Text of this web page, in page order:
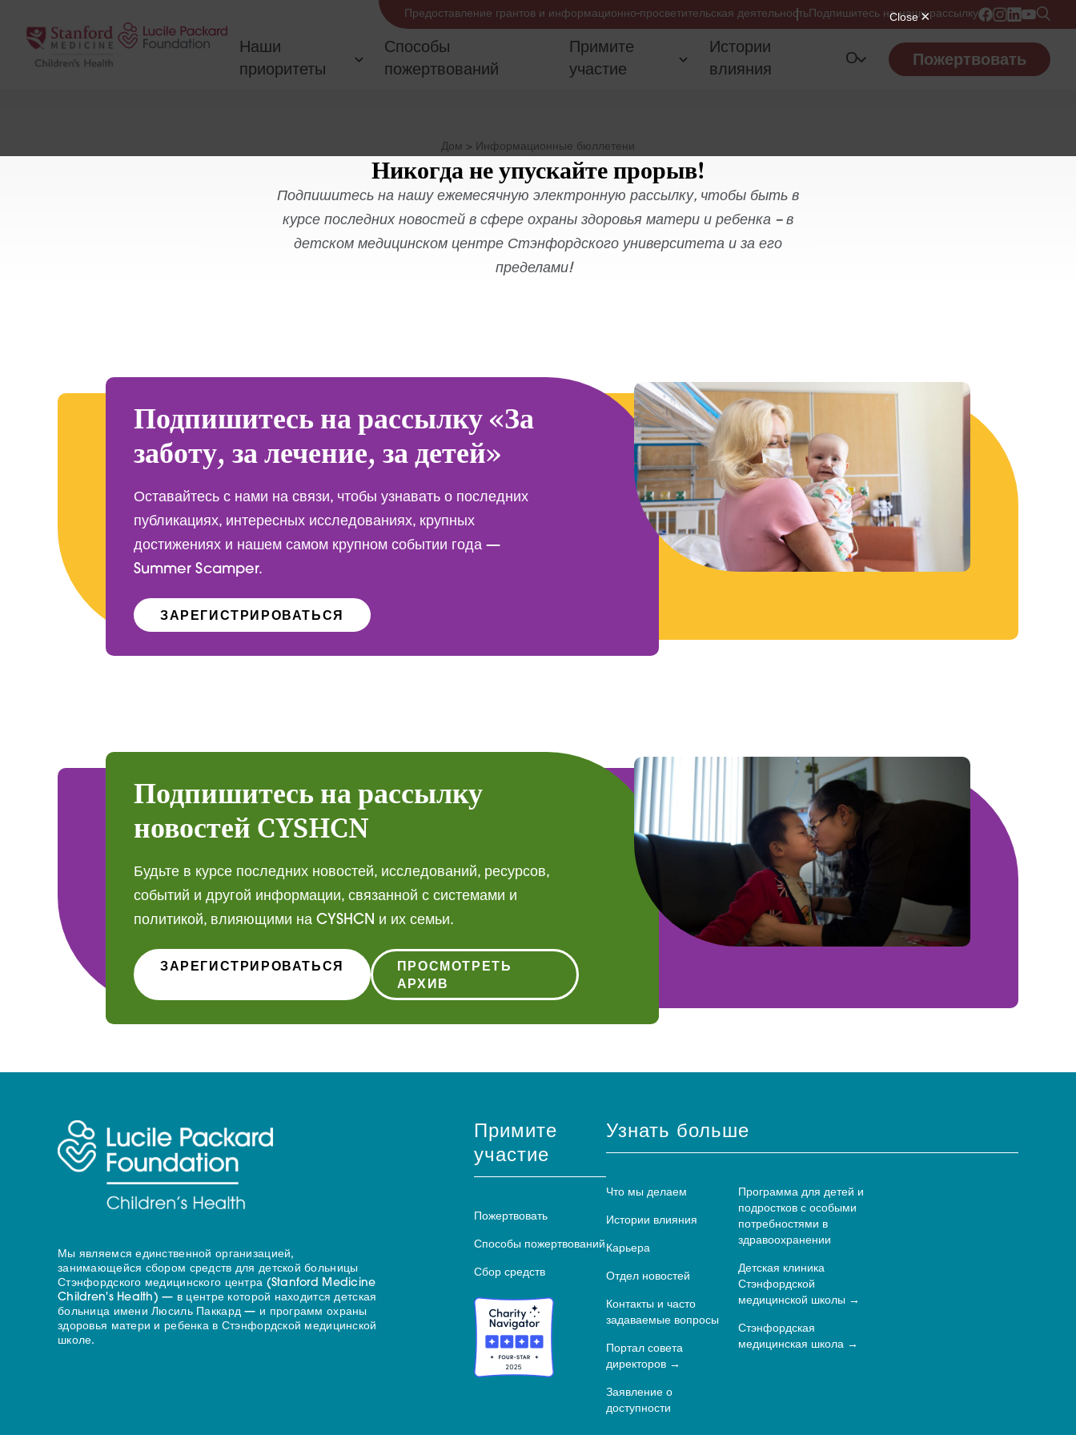
Предоставление грантов и информационно-просветительская деятельностьПодпишитесь на нашу рассылку
Наши
приоритеты
Способы
пожертвований
Примите
участие
Истории
влияния
О Пожертвовать
Дом > Информационные бюллетени
Никогда не упускайте прорыв!
Подпишитесь на нашу ежемесячную электронную рассылку, чтобы быть в
курсе последних новостей в сфере охраны здоровья матери и ребенка – в
детском медицинском центре Стэнфордского университета и за его
пределами!
Подпишитесь на рассылку «За
заботу, за лечение, за детей»
Оставайтесь с нами на связи, чтобы узнавать о последних
публикациях, интересных исследованиях, крупных
достижениях и нашем самом крупном событии года —
Summer Scamper.
ЗАРЕГИСТРИРОВАТЬСЯ
Подпишитесь на рассылку
новостей CYSHCN
Будьте в курсе последних новостей, исследований, ресурсов,
событий и другой информации, связанной с системами и
политикой, влияющими на CYSHCN и их семьи.
ЗАРЕГИСТРИРОВАТЬСЯ
ПРОСМОТРЕТЬ
АРХИВ
Мы являемся единственной организацией,
занимающейся сбором средств для детской больницы
Стэнфордского медицинского центра (Stanford Medicine
Children's Health) — в центре которой находится детская
больница имени Люсиль Паккард — и программ охраны
здоровья матери и ребенка в Стэнфордской медицинской
школе.
Примите
участие
Пожертвовать
Способы пожертвований
Сбор средств
Узнать больше
Что мы делаем
Истории влияния
Карьера
Отдел новостей
Контакты и часто
задаваемые вопросы
Портал совета
директоров
Заявление о
доступности
Программа для детей и
подростков с особыми
потребностями в
здравоохранении
Детская клиника
Стэнфордской
медицинской школы
Стэнфордская
медицинская школа